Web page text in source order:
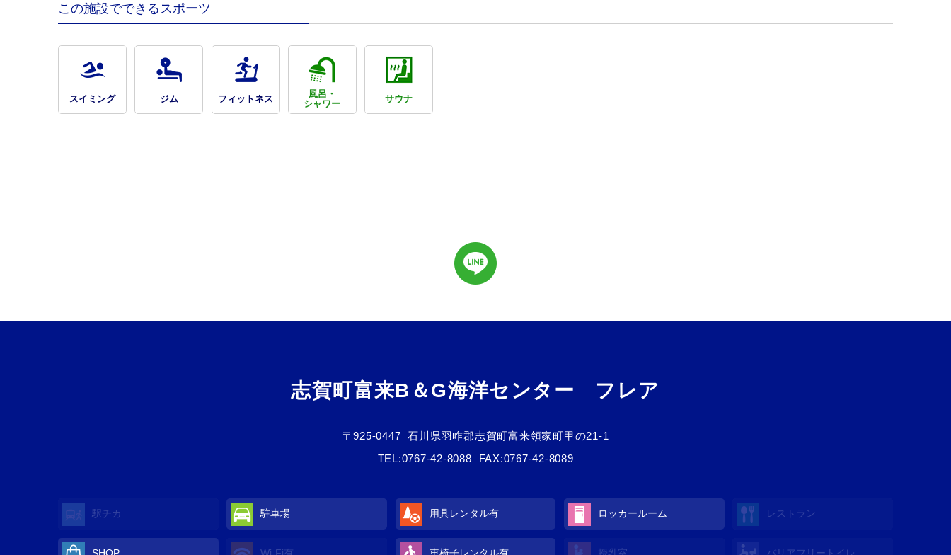
この施設でできるスポーツ
スイミング ジム フィットネス
風呂・
シャワー
サウナ
志賀町富来B＆G海洋センター フレア
〒925-0447
石川県羽咋郡志賀町富来領家町甲の21-1
TEL:0767-42-8088 FAX:0767-42-8089
駅チカ 駐車場 用具レンタル有 ロッカールーム レストラン